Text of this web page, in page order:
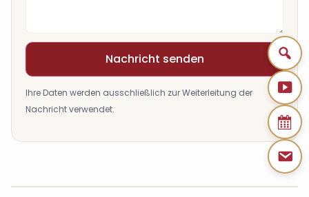
Nachricht senden
Ihre Daten werden ausschließlich zur Weiterleitung der
Nachricht verwendet.